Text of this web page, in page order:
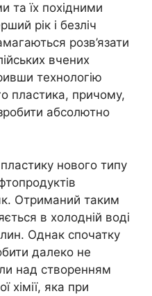
та їх похідними
рік і безліч
розв’язати
вчених
технологію
пластика, причому,
абсолютно
нового типу
Отриманий таким
в холодній воді
Однак спочатку
далеко не
над створенням
хімії, яка при